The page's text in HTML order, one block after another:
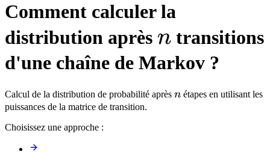
Comment calculer la
distribution après n
n transitions
d'une chaîne de Markov ?
Calcul de la distribution de probabilité après n
n étapes en utilisant les
puissances de la matrice de transition.
Choisissez une approche :